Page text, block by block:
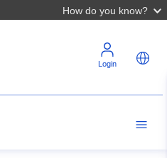
How do you know?
Login